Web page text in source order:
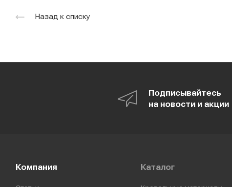
Назад к списку
Подписывайтесь
на новости и акции
Компания Каталог